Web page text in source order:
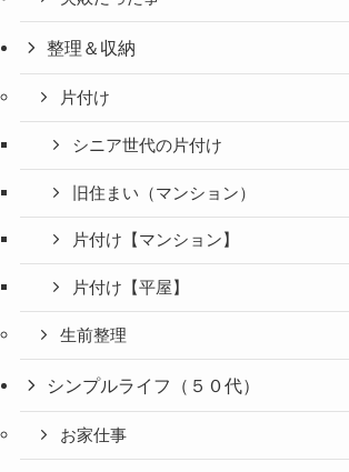
整理＆収納
片付け
シニア世代の片付け
旧住まい（マンション）
片付け【マンション】
片付け【平屋】
生前整理
シンプルライフ（５０代）
お家仕事